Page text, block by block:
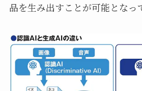
品を生み出すことが可能となっ